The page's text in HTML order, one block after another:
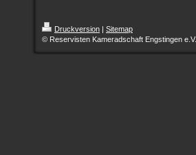
Druckversion | Sitemap
© Reservisten Kameradschaft Engstingen e.V.